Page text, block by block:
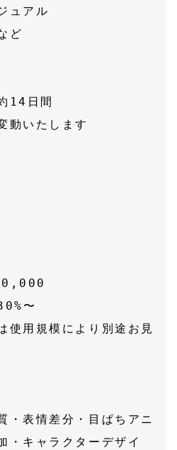
ュアル
ど
14日間
動いたします
〜
使用規模により別途お見
・表情差分・目ぱちアニ
・キャラクターデザイ